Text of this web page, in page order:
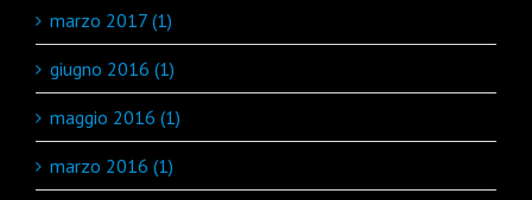
marzo 2017 (1)
giugno 2016 (1)
maggio 2016 (1)
marzo 2016 (1)